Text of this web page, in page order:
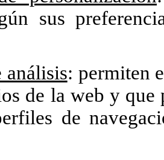
sus
análisis: permiten
de la web y
de